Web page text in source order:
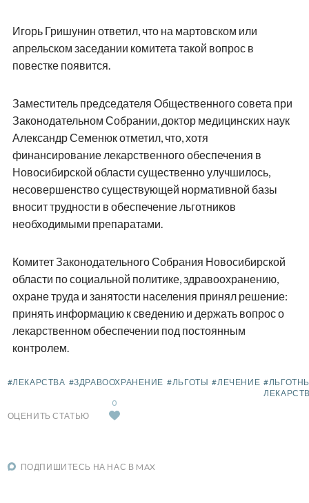
Игорь Гришунин ответил, что на мартовском или
апрельском заседании комитета такой вопрос в
повестке появится.
Заместитель председателя Общественного совета при
Законодательном Собрании, доктор медицинских наук
Александр Семенюк отметил, что, хотя
финансирование лекарственного обеспечения в
Новосибирской области существенно улучшилось,
несовершенство существующей нормативной базы
вносит трудности в обеспечение льготников
необходимыми препаратами.
Комитет Законодательного Собрания Новосибирской
области по социальной политике, здравоохранению,
охране труда и занятости населения принял решение:
принять информацию к сведению и держать вопрос о
лекарственном обеспечении под постоянным
контролем.
#ЛЕКАРСТВА #ЗДРАВООХРАНЕНИЕ #ЛЬГОТЫ #ЛЕЧЕНИЕ
ОЦЕНИТЬ СТАТЬЮ
0
ПОДПИШИТЕСЬ НА НАС В MAX